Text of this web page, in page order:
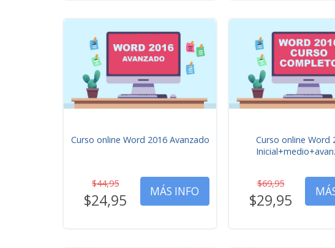
Curso online Word 2016 Avanzado
$44,95
$24,95 MÁS INFO
Curso online Word
$69,95
$29,95